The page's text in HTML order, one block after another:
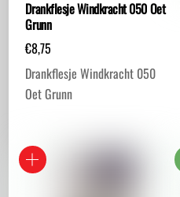
Drankflesje Windkracht 050 Oet
Grunn
€8,75
Drankflesje Windkracht 050
Oet Grunn